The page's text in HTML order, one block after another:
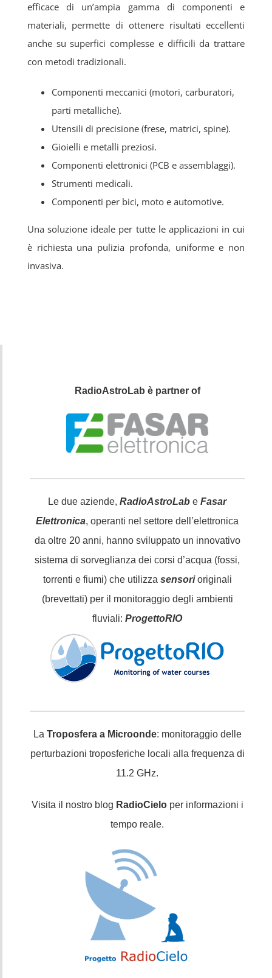
efficace di un’ampia gamma di componenti e
materiali, permette di ottenere risultati eccellenti
anche su superfici complesse e difficili da trattare
con metodi tradizionali.
Componenti meccanici (motori, carburatori,
parti metalliche).
Utensili di precisione (frese, matrici, spine).
Gioielli e metalli preziosi.
Componenti elettronici (PCB e assemblaggi).
Strumenti medicali.
Componenti per bici, moto e automotive.
Una soluzione ideale per tutte le applicazioni in cui
è richiesta una pulizia profonda, uniforme e non
invasiva.
RadioAstroLab è partner of
Le due aziende, RadioAstroLab e Fasar
Elettronica, operanti nel settore dell’elettronica
da oltre 20 anni, hanno sviluppato un innovativo
sistema di sorveglianza dei corsi d’acqua (fossi,
torrenti e fiumi) che utilizza sensorioriginali
(brevettati) per il monitoraggio degli ambienti
fluviali: ProgettoRIO
La Troposfera a Microonde: monitoraggio delle
perturbazioni troposferiche locali alla frequenza di
11.2 GHz.
Visita il nostro blog RadioCieloper informazioni i
tempo reale.